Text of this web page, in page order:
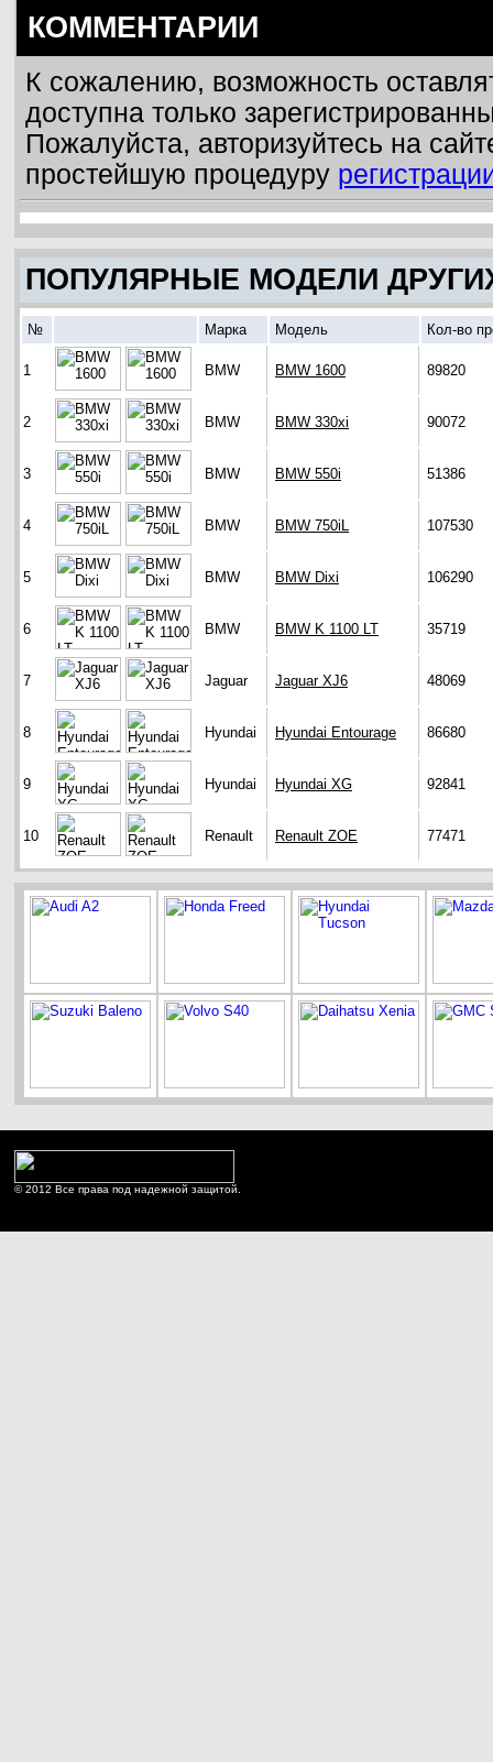
КОММЕНТАРИИ
К сожалению, возможность
доступна только
Пожалуйста, авторизуйтесь на
простейшую процедуру
ПОПУЛЯРНЫЕ МОДЕЛИ
№ Марка Модель Кол-во
1 BMW BMW 1600 89820
2 BMW BMW 330xi 90072
3 BMW BMW 550i 51386
4 BMW BMW 750iL 107530
5 BMW BMW Dixi 106290
6 BMW BMW K 1100 LT 35719
7 Jaguar Jaguar XJ6 48069
8 Hyundai Hyundai Entourage 86680
9 Hyundai Hyundai XG 92841
10 Renault Renault ZOE 77471
© 2012 Все права под надежной защитой.